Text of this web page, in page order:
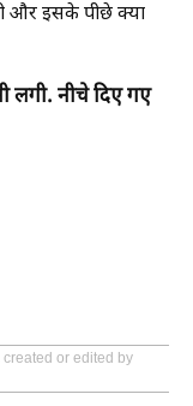
और इसके पीछे क्या
नीचे दिए गए
or edited by